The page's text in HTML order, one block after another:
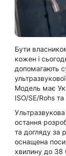
Бути
кожен і
допомагають
Модель має
ISO/SE/Rohs
остання
та догляду за
оснащена
хвилину до